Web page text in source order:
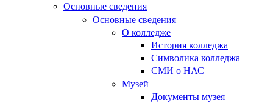
Основные сведения
Основные сведения
О колледже
История колледжа
Символика колледжа
СМИ о НАС
Музей
Документы музея